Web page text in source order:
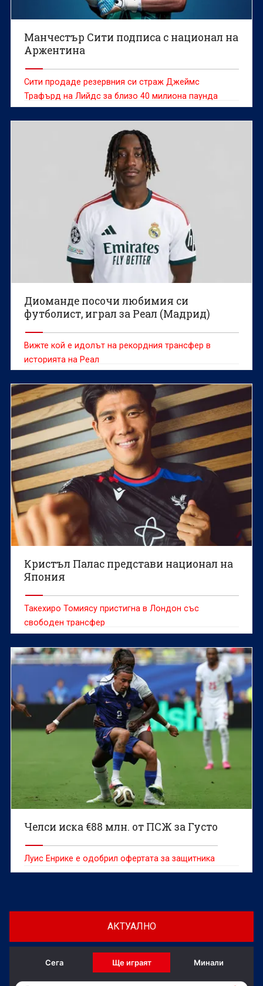
Манчестър Сити подписа с национал на
Аржентина
Сити продаде резервния си страж Джеймс
Трафърд на Лийдс за близо 40 милиона паунда
Диоманде посочи любимия си
футболист, играл за Реал (Мадрид)
Вижте кой е идолът на рекордния трансфер в
историята на Реал
Кристъл Палас представи национал на
Япония
Такехиро Томиясу пристигна в Лондон със
свободен трансфер
Челси иска €88 млн. от ПСЖ за Густо
Луис Енрике е одобрил офертата за защитника
АКТУАЛНО
Сега Ще играят Минали